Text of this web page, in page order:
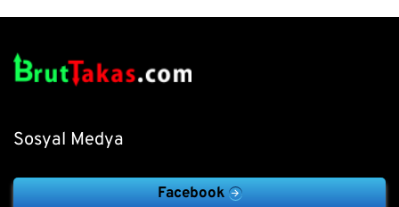
Sosyal Medya
Facebook